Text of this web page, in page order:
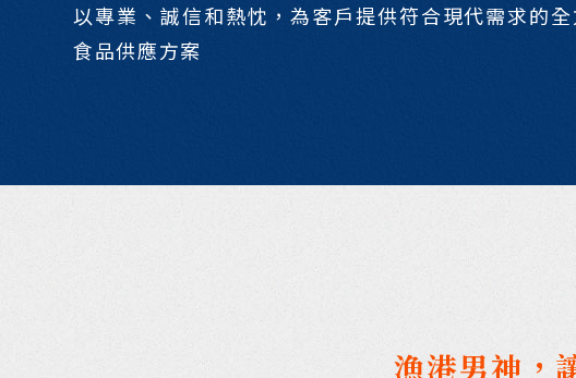
以專業、誠信和熱忱，為客戶提供符合現代需求的全
食品供應方案
漁港男神，